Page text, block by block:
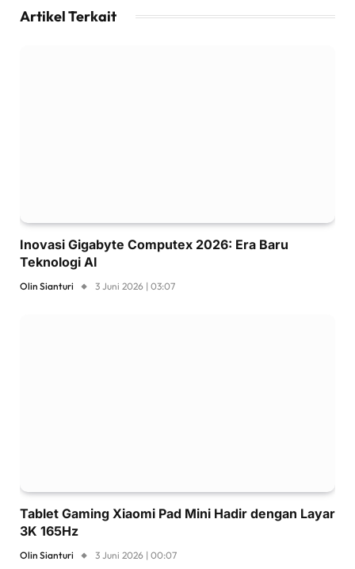
Artikel Terkait
Inovasi Gigabyte Computex 2026: Era Baru
Teknologi AI
Olin Sianturi 3 Juni 2026 | 03:07
Tablet Gaming Xiaomi Pad Mini Hadir dengan Layar
3K 165Hz
Olin Sianturi 3 Juni 2026 | 00:07